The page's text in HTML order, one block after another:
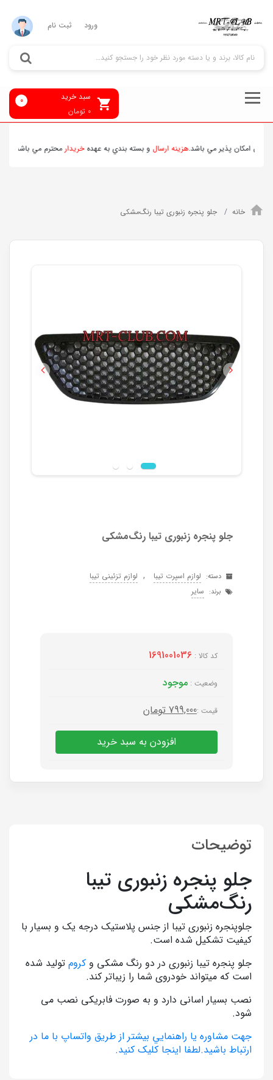
ورود ثبت نام
سبد خرید
0 تومان
0
امکان پذير مي باشد.هزينه ارسالو بسته بندي به عهدهخريدارمحترم مي باشد .
خانه جلو پنجره زنبوری تیبا رنگ‌مشکی
Previous Next
جلو پنجره زنبوری تیبا رنگ‌مشکی
دسته: لوازم اسپرت تیبا , لوازم تزئینی تیبا
برند: سایر
کد کالا : 1691001036
وضعیت : موجود
قیمت :799,000 تومان
افزودن به سبد خرید
توضیحات
جلو پنجره زنبوری تیبا
رنگ‌مشکی
جلوپنجره زنبوری تیبا از جنس پلاستیک درجه یک و بسیار با
کیفیت تشکیل شده است.
جلو پنجره تیبا زنبوری در دو رنگ مشکی و کروم تولید شده
است که میتواند خودروی شما را زیباتر کند.
نصب بسیار اسانی دارد و به صورت فابریکی نصب می
شود.
جهت مشاوره يا راهنمايي بيشتر از طريق واتساپ با ما در
ارتباط باشيد.لطفا اينجا کليک کنيد.